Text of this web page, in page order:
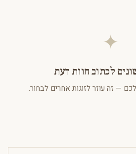
✦
לכתוב חוות דעת
— זה עוזר לזוגות אחרים לבחור.